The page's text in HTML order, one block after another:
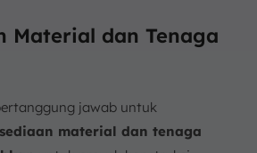
Material dan Tenaga
jawab untuk
material dan tenaga